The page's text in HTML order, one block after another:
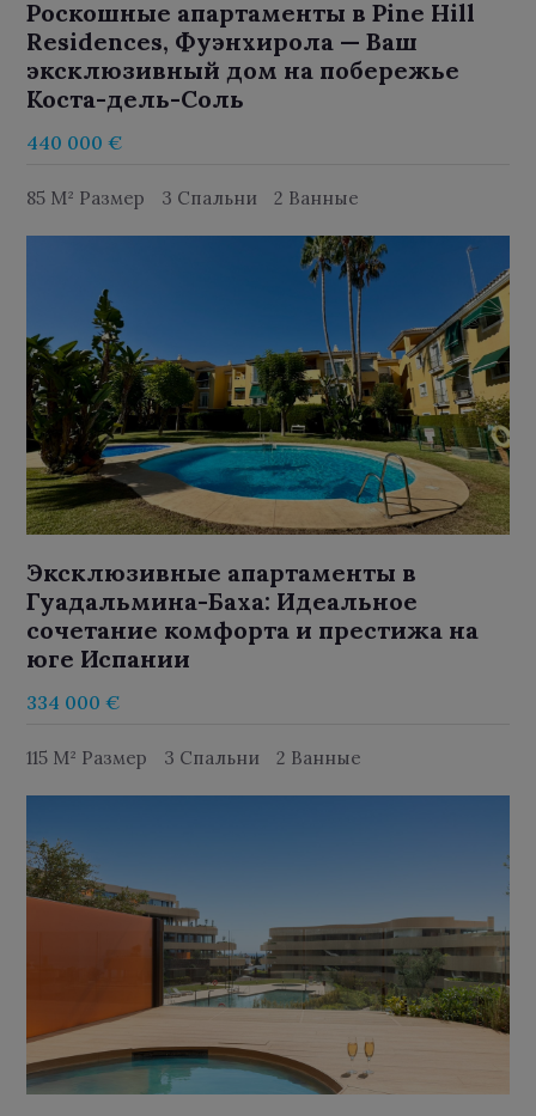
Роскошные апартаменты в Pine Hill
Residences, Фуэнхирола — Ваш
эксклюзивный дом на побережье
Коста-дель-Соль
440 000 €
85 M² Размер 3 Спальни 2 Ванные
Эксклюзивные апартаменты в
Гуадальмина-Баха: Идеальное
сочетание комфорта и престижа на
юге Испании
334 000 €
115 M² Размер 3 Спальни 2 Ванные